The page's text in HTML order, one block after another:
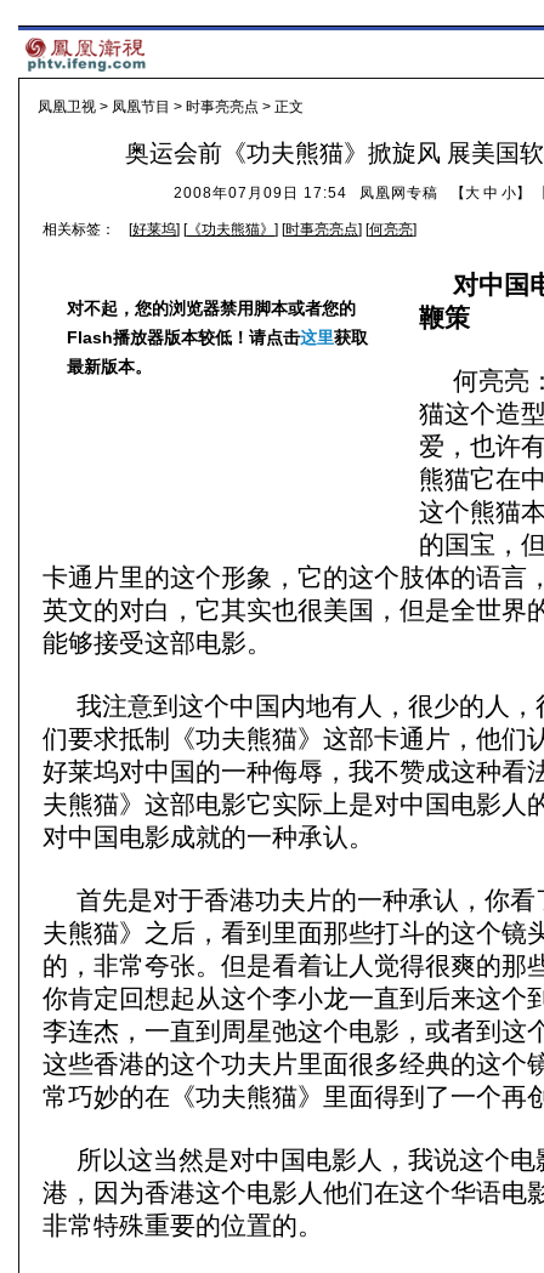
凤凰卫视 > 凤凰节目 > 时事亮亮点 > 正文
奥运会前《功夫熊猫》掀旋风 展美国
2008年07月09日 17:54 凤凰网专稿 【大 中 小】
相关标签： [好莱坞] [《功夫熊猫》 ] [时事亮亮点] [何亮亮]
对不起，您的浏览器禁用脚本或者您的
Flash播放器版本较低！请点击这里获取
最新版本。
对中国
鞭策
何亮亮
猫这个造
爱，也许
熊猫它在
这个熊猫
的国宝，
卡通片里的这个形象，它的这个肢体的语言
英文的对白，它其实也很美国，但是全世界
能够接受这部电影。
我注意到这个中国内地有人，很少的人
们要求抵制《功夫熊猫》这部卡通片，他们
好莱坞对中国的一种侮辱，我不赞成这种看
夫熊猫》这部电影它实际上是对中国电影人
对中国电影成就的一种承认。
首先是对于香港功夫片的一种承认，你
夫熊猫》之后，看到里面那些打斗的这个镜
的，非常夸张。但是看着让人觉得很爽的那
你肯定回想起从这个李小龙一直到后来这个
李连杰，一直到周星弛这个电影，或者到这
这些香港的这个功夫片里面很多经典的这个
常巧妙的在《功夫熊猫》里面得到了一个再
所以这当然是对中国电影人，我说这个
港，因为香港这个电影人他们在这个华语电
非常特殊重要的位置的。